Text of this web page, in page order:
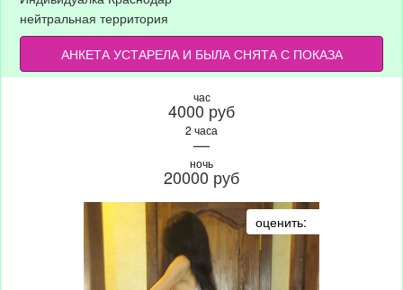
нейтральная территория
АНКЕТА УСТАРЕЛА И БЫЛА СНЯТА С ПОКАЗА
час
4000 руб
2 часа
—
ночь
20000 руб
оценить: